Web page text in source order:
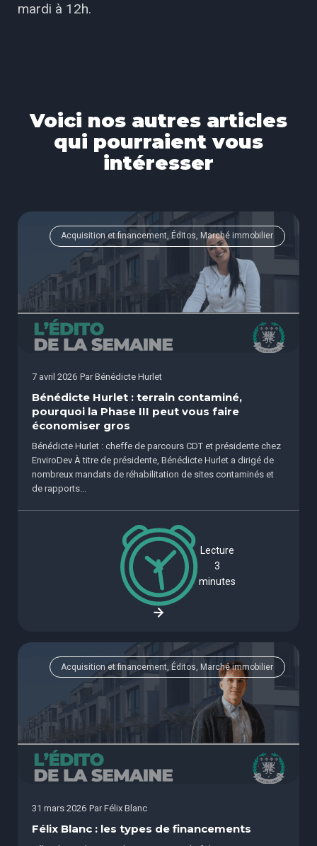
mardi à 12h.
Voici nos autres articles
qui pourraient vous
intéresser
Acquisition et financement, Éditos, Marché immobilier
7 avril 2026 Par Bénédicte Hurlet
Bénédicte Hurlet : terrain contaminé,
pourquoi la Phase III peut vous faire
économiser gros
Bénédicte Hurlet : cheffe de parcours CDT et présidente chez
EnviroDev À titre de présidente, Bénédicte Hurlet a dirigé de
nombreux mandats de réhabilitation de sites contaminés et
de rapports...
Lecture
3
minutes
Acquisition et financement, Éditos, Marché immobilier
31 mars 2026 Par Félix Blanc
Félix Blanc : les types de financements